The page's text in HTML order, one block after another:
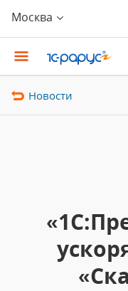
Москва
Новости